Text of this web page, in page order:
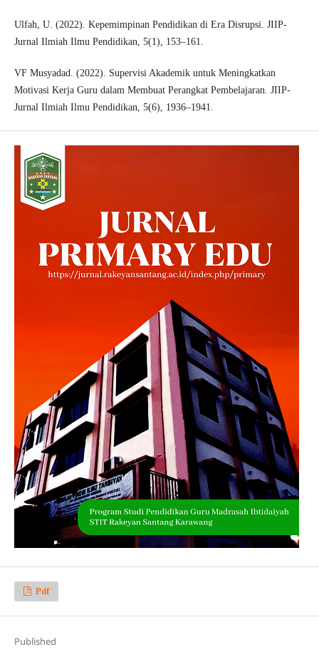
Ulfah, U. (2022). Kepemimpinan Pendidikan di Era Disrupsi. JIIP-
Jurnal Ilmiah Ilmu Pendidikan, 5(1), 153–161.
VF Musyadad. (2022). Supervisi Akademik untuk Meningkatkan
Motivasi Kerja Guru dalam Membuat Perangkat Pembelajaran. JIIP-
Jurnal Ilmiah Ilmu Pendidikan, 5(6), 1936–1941.
Pdf
Published